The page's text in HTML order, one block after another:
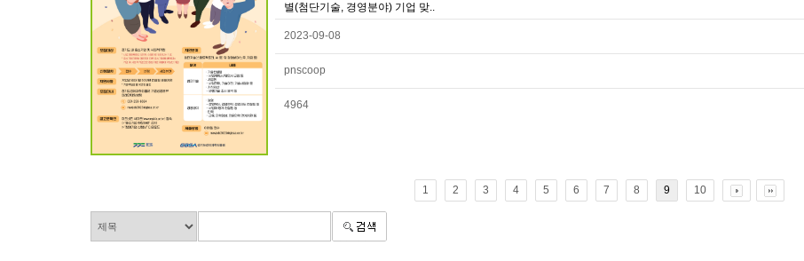
별(첨단기술, 경영분야) 기업 맞..
2023-09-08
pnscoop
4964
1 2 3 4 5 6 7 8 9 10